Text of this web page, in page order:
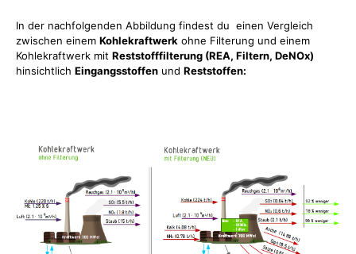
In der nachfolgenden Abbildung findest du einen Vergleich
zwischen einem Kohlekraftwerk ohne Filterung und einem
Kohlekraftwerk mit Reststofffilterung (REA, Filtern, DeNOx)
hinsichtlich Eingangsstoffen und Reststoffen: